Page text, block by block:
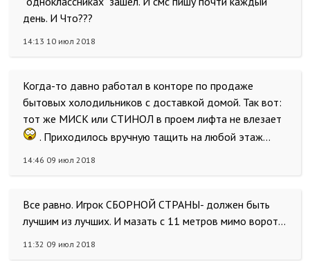
день. И Что???
14:13 10 июл 2018
Когда-то давно работал в конторе по продаже
бытовых холодильников с доставкой домой. Так вот:
тот же МИСК или СТИНОЛ в проем лифта не влезает
. Приходилось вручную тащить на любой этаж...
14:46 09 июл 2018
Все равно. Игрок СБОРНОЙ СТРАНЫ- должен быть
лучшим из лучших. И мазать с 11 метров мимо ворот...
11:32 09 июл 2018